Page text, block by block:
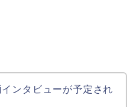
ンタビューが予定され